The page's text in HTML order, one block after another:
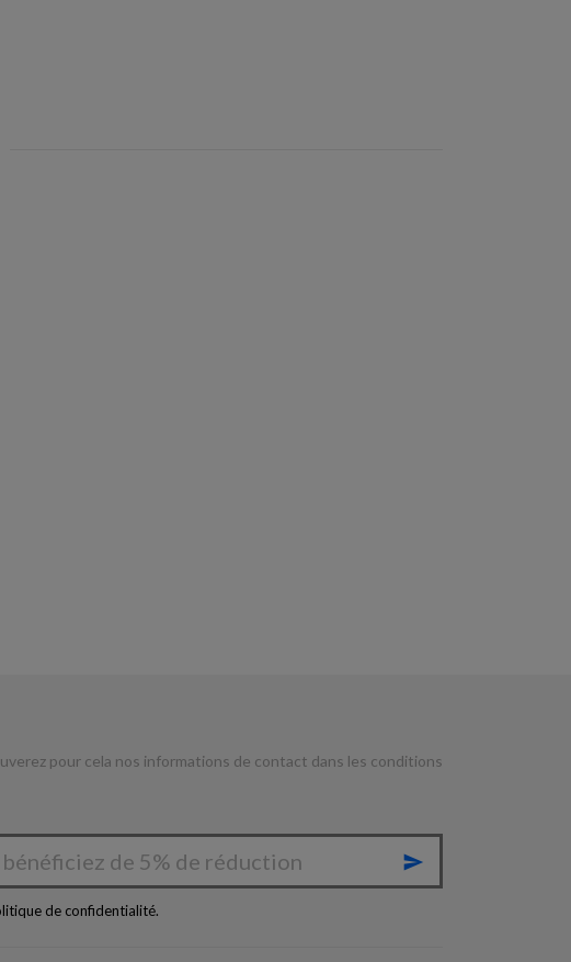
pour cela nos informations de contact dans les conditions

de confidentialité.